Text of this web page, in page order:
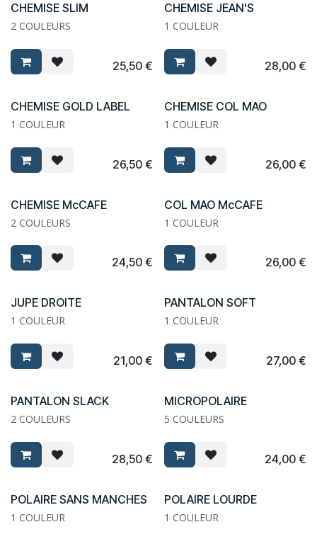
CHEMISE SLIM
2 COULEURS
25,50€
CHEMISE JEAN'S
1 COULEUR
28,00€
CHEMISE GOLD LABEL
1 COULEUR
26,50€
CHEMISE COL MAO
1 COULEUR
26,00€
CHEMISE McCAFE
2 COULEURS
24,50€
COL MAO McCAFE
1 COULEUR
26,00€
JUPE DROITE
1 COULEUR
21,00€
PANTALON SOFT
1 COULEUR
27,00€
PANTALON SLACK
2 COULEURS
28,50€
MICROPOLAIRE
5 COULEURS
24,00€
POLAIRE SANS MANCHES
1 COULEUR
POLAIRE LOURDE
1 COULEUR